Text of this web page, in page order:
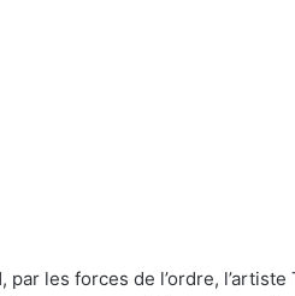
par les forces de l’ordre,